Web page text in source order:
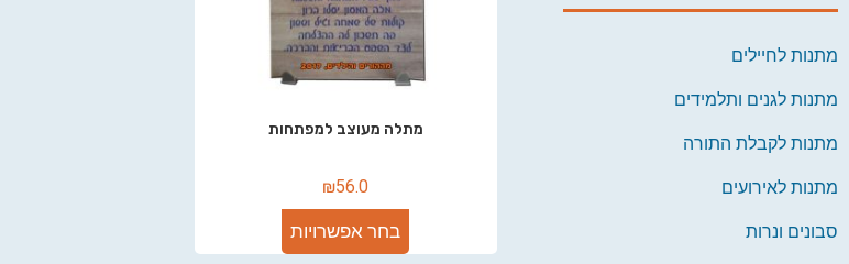
מתנות לחיילים
מתנות לגנים ותלמידים
מתנות לקבלת התורה
מתנות לאירועים
סבונים ונרות
מתלה מעוצב למפתחות
₪56.0
בחר אפשרויות